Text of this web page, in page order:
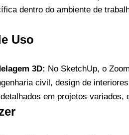
dentro do ambiente de
Uso
3D: No SketchUp, o
civil, design de
em projetos variados,